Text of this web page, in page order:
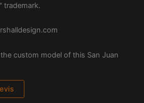
trademark.
custom model of this San Juan